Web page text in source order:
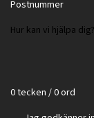
0 tecken / 0 ord